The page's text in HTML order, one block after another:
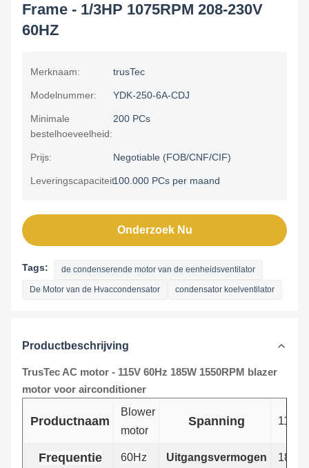
Frame - 1/3HP 1075RPM 208-230V
60HZ
Merknaam: trusTec
Modelnummer: YDK-250-6A-CDJ
Minimale
bestelhoeveelheid:
200 PCs
Prijs: Negotiable (FOB/CNF/CIF)
Leveringscapaciteit:100.000 PCs per maand
Onderzoek Nu
Tags: de condenserende motor van de eenheidsventilator
De Motor van de Hvaccondensator condensator koelventilator
Productbeschrijving
TrusTec AC motor - 115V 60Hz 185W 1550RPM blazer
motor voor airconditioner
Productnaam
Blower
motor
Spanning 115 V
Frequentie 60Hz Uitgangsvermogen 185 W